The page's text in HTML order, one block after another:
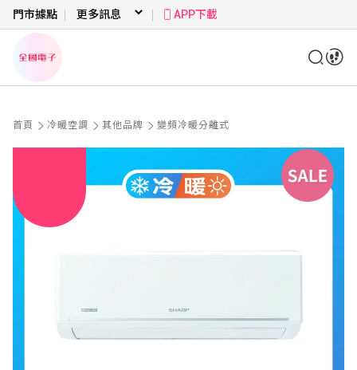
門市據點 APP下載
首頁 冷暖空調 其他品牌 變頻冷暖分離式